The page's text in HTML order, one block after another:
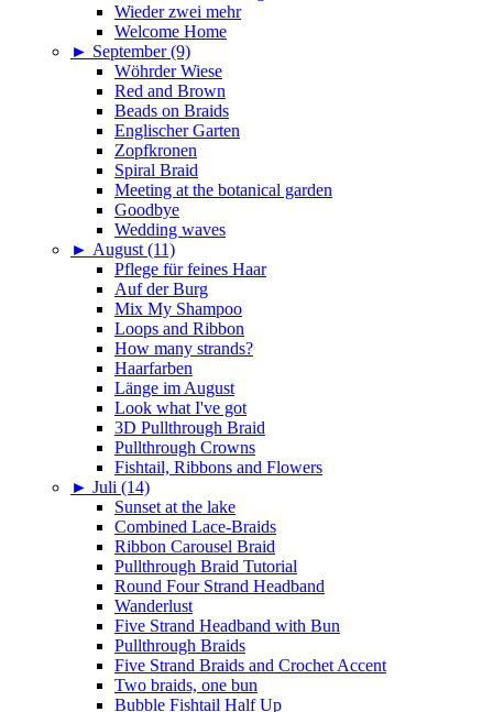
Wieder zwei mehr
Welcome Home
► September (9)
Wöhrder Wiese
Red and Brown
Beads on Braids
Englischer Garten
Zopfkronen
Spiral Braid
Meeting at the botanical garden
Goodbye
Wedding waves
► August (11)
Pflege für feines Haar
Auf der Burg
Mix My Shampoo
Loops and Ribbon
How many strands?
Haarfarben
Länge im August
Look what I've got
3D Pullthrough Braid
Pullthrough Crowns
Fishtail, Ribbons and Flowers
► Juli (14)
Sunset at the lake
Combined Lace-Braids
Ribbon Carousel Braid
Pullthrough Braid Tutorial
Round Four Strand Headband
Wanderlust
Five Strand Headband with Bun
Pullthrough Braids
Five Strand Braids and Crochet Accent
Two braids, one bun
Bubble Fishtail Half Up